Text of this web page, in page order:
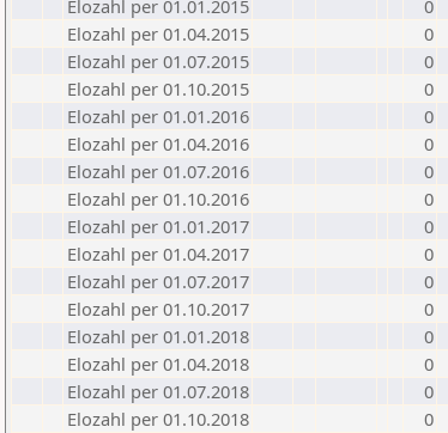
Elozahl per 01.01.2015
0
Elozahl per 01.04.2015
0
Elozahl per 01.07.2015
0
Elozahl per 01.10.2015
0
Elozahl per 01.01.2016
0
Elozahl per 01.04.2016
0
Elozahl per 01.07.2016
0
Elozahl per 01.10.2016
0
Elozahl per 01.01.2017
0
Elozahl per 01.04.2017
0
Elozahl per 01.07.2017
0
Elozahl per 01.10.2017
0
Elozahl per 01.01.2018
0
Elozahl per 01.04.2018
0
Elozahl per 01.07.2018
0
Elozahl per 01.10.2018
0